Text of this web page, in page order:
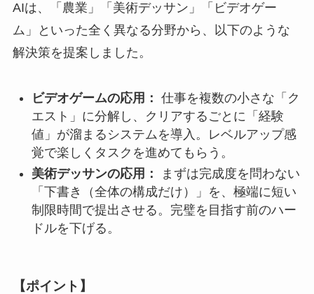
AIは、「農業」「美術デッサン」「ビデオゲー
ム」といった全く異なる分野から、以下のような
解決策を提案しました。
ビデオゲームの応用： 仕事を複数の小さな「ク
エスト」に分解し、クリアするごとに「経験
値」が溜まるシステムを導入。レベルアップ感
覚で楽しくタスクを進めてもらう。
美術デッサンの応用：
まずは完成度を問わない
「下書き（全体の構成だけ）」を、極端に短い
制限時間で提出させる。完璧を目指す前のハー
ドルを下げる。
【ポイント】